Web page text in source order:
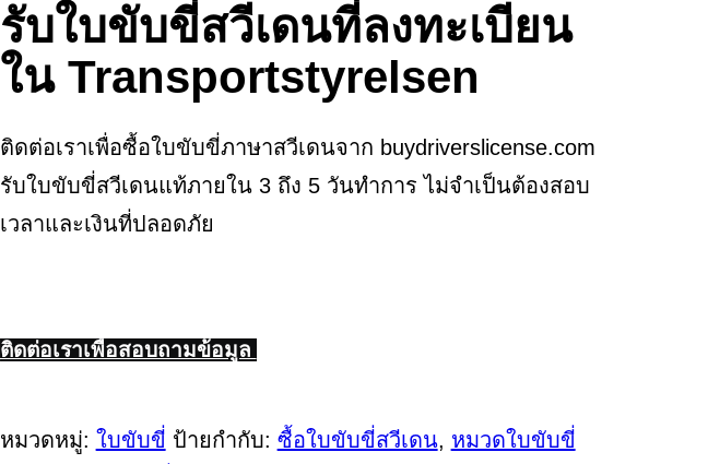
รับใบขับขี่สวีเดนที่ลงทะเบียน
ใน Transportstyrelsen
ติดต่อเราเพื่อซื้อใบขับขี่ภาษาสวีเดนจาก buydriverslicense.com
รับใบขับขี่สวีเดนแท้ภายใน 3 ถึง 5 วันทำการ ไม่จำเป็นต้องสอบ
เวลาและเงินที่ปลอดภัย
ติดต่อเราเพื่อสอบถามข้อมูล
หมวดหมู่: ใบขับขี่ ป้ายกำกับ: ซื้อใบขับขี่สวีเดน, หมวดใบขับขี่